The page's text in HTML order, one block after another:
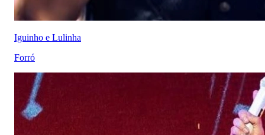
Iguinho e Lulinha
Forró